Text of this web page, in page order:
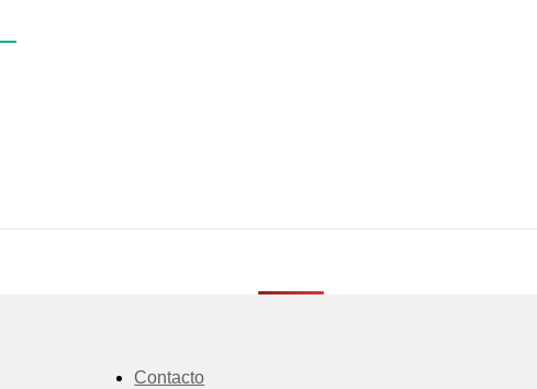
Contacto